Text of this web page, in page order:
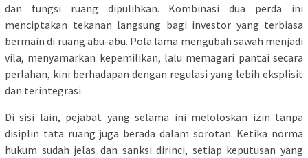
dan fungsi ruang dipulihkan. Kombinasi dua perda ini
menciptakan tekanan langsung bagi investor yang terbiasa
bermain di ruang abu-abu. Pola lama mengubah sawah menjadi
vila, menyamarkan kepemilikan, lalu memagari pantai secara
perlahan, kini berhadapan dengan regulasi yang lebih eksplisit
dan terintegrasi.
Di sisi lain, pejabat yang selama ini meloloskan izin tanpa
disiplin tata ruang juga berada dalam sorotan. Ketika norma
hukum sudah jelas dan sanksi dirinci, setiap keputusan yang